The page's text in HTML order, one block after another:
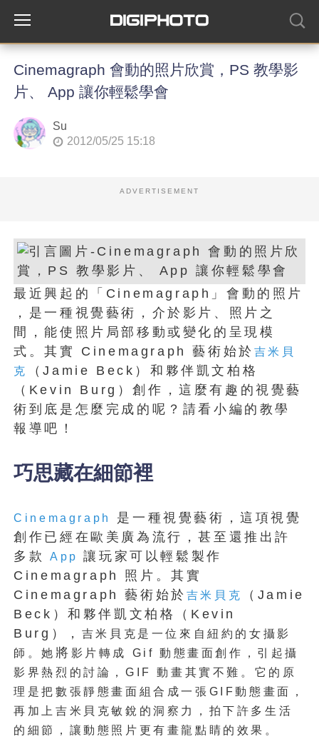
Cinemagraph 會動的照片欣賞，PS 教學影
片、 App 讓你輕鬆學會
Su
2012/05/25 15:18
ADVERTISEMENT
最近興起的「Cinemagraph」會動的照片
，是一種視覺藝術，介於影片、照片之
間，能使照片局部移動或變化的呈現模
式。其實 Cinemagraph 藝術始於 吉米貝
克
（Jamie Beck）和夥伴凱文柏格
（Kevin Burg）創作，這麼有趣的視覺藝
術到底是怎麼完成的呢？請看小編的教學
報導吧！
巧思藏在細節裡
Cinemagraph
是一種視覺藝術，這項視覺
創作已經在歐美廣為流行，甚至還推出許
多款
App讓玩家可以輕鬆製作
Cinemagraph 照片。其實
Cinemagraph 藝術始於 吉米貝克
（Jamie
Beck）和夥伴凱文柏格（Kevin
Burg），
吉米貝克是一位來自紐約的女攝影
師。她 將 影片轉成 Gif 動態畫面創作，引起攝
影界熱烈的討論，GIF 動畫其實不難。它的原
理是把數張靜態畫面組合成一張GIF動態畫面，
再加上吉米貝克敏銳的洞察力，拍下許多生活
的細節，讓動態照片更有畫龍點睛的效果。